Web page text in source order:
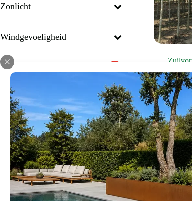
€
Zonlicht
Windgevoeligheid
Leeftijd:
Huidige grootte
2,5-3m 16-18m
Prijs
195 €11.950
Begin opnieuw